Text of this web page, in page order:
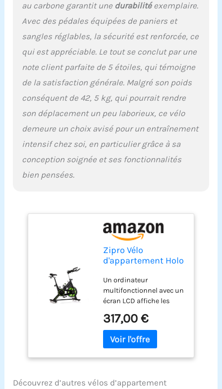
au carbone garantit une durabilitéexemplaire.
Avec des pédales équipées de paniers et
sangles réglables, la sécurité est renforcée, ce
qui est appréciable. Le tout se conclut par une
note client parfaite de 5 étoiles, qui témoigne
de la satisfaction générale. Malgré son poids
conséquent de 42, 5 kg, qui pourrait rendre
son déplacement un peu laborieux, ce vélo
demeure un choix avisé pour un entraînement
intensif chez soi, en particulier grâce à sa
conception soignée et ses fonctionnalités
bien pensées.
Zipro Vélo
d'appartement Holo
Fitness, Vélo
d'appartement
magnétique,
Ergomètre jusqu'à
130 kg, Vélo
d'intérieur, Vélo
d'entraînement à
Un ordinateur
multifonctionnel avec un
écran LCD affiche les
l’entraînement (temps,
distance, calories
brûlées) et vous permet
cadre en acier solide, et la
317,00 €
Découvrez d’autres vélos d’appartement